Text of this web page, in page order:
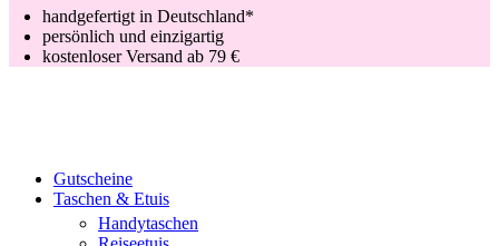
handgefertigt in Deutschland*
persönlich und einzigartig
kostenloser Versand ab 79 €
Gutscheine
Taschen & Etuis
Handytaschen